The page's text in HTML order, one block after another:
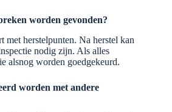
worden gevonden?
met herstelpunten. Na herstel kan
nodig zijn. Als alles
alsnog worden goedgekeurd.
worden met andere